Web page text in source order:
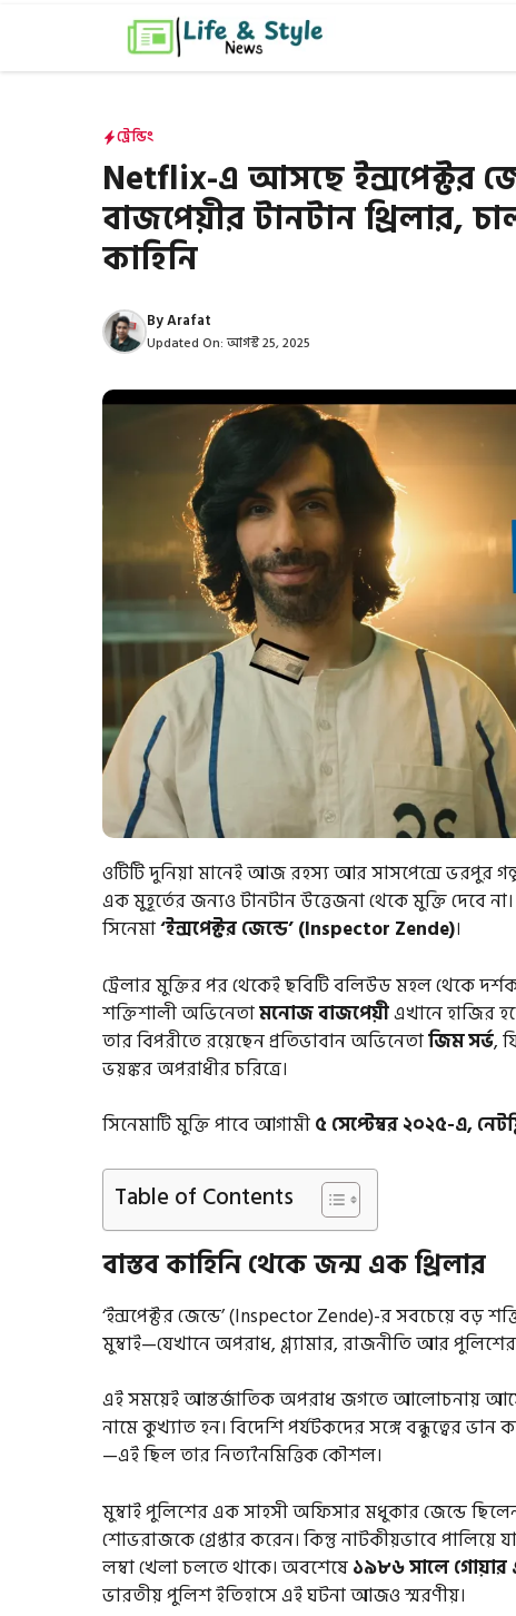
যান
ট্রেন্ডিং
Netflix-এ আসছে ইন্সপেক্টর
বাজপেয়ীর টানটান থ্রিলার,
কাহিনি
ByArafat
Updated On:আগস্ট 25, 2025
ওটিটি দুনিয়া মানেই আজ রহস্য আর সাসপেন্সে ভরপুর
এক মুহূর্তের জন্যও টানটান উত্তেজনা থেকে মুক্তি
সিনেমা‘ইন্সপেক্টর জেন্ডে’ (Inspector Zende)।
ট্রেলার মুক্তির পর থেকেই ছবিটি বলিউড মহল থেকে
শক্তিশালী অভিনেতামনোজ বাজপেয়ীএখানে হাজির
তার বিপরীতে রয়েছেন প্রতিভাবান অভিনেতাজিম সর্ভ,
ভয়ঙ্কর অপরাধীর চরিত্রে।
সিনেমাটি মুক্তি পাবে আগামী৫ সেপ্টেম্বর ২০২৫-এ,
Table of Contents
বাস্তব কাহিনি থেকে জন্ম এক থ্রিলার
‘ইন্সপেক্টর জেন্ডে’ (Inspector Zende)-র সবচেয়ে বড়
মুম্বাই—যেখানে অপরাধ, গ্ল্যামার, রাজনীতি আর
এই সময়েই আন্তর্জাতিক অপরাধ জগতে আলোচনায়
নামে কুখ্যাত হন। বিদেশি পর্যটকদের সঙ্গে বন্ধুত্বের
—এই ছিল তার নিত্যনৈমিত্তিক কৌশল।
মুম্বাই পুলিশের এক সাহসী অফিসার মধুকার জেন্ডে
শোভরাজকে গ্রেপ্তার করেন। কিন্তু নাটকীয়ভাবে
লম্বা খেলা চলতে থাকে। অবশেষে১৯৮৬ সালে গোয়ার
ভারতীয় পুলিশ ইতিহাসে এই ঘটনা আজও স্মরণীয়।